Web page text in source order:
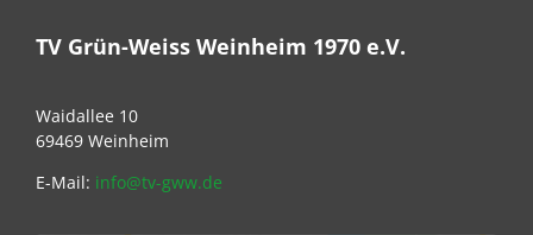
TV Grün-Weiss Weinheim 1970 e.V.
Waidallee 10
69469 Weinheim
E-Mail: info@tv-gww.de